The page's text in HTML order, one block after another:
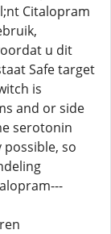
Citalopram
u dit
Safe target
is
and or side
serotonin
so